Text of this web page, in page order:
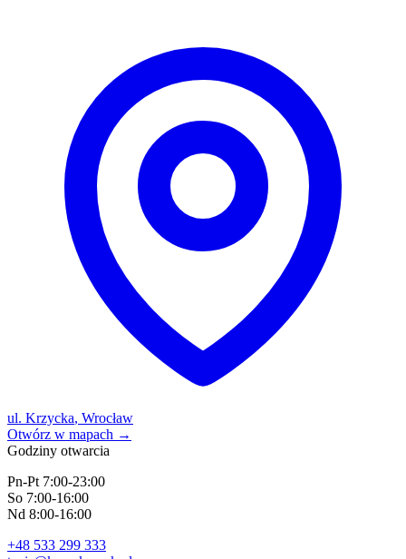
ul. Krzycka, Wrocław
Otwórz w mapach →
Godziny otwarcia
Pn-Pt 7:00-23:00
So 7:00-16:00
Nd 8:00-16:00
+48 533 299 333